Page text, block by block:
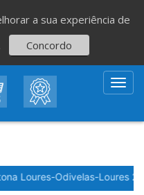
Loures-Odivelas-Loures
a sua experiência de
Concordo